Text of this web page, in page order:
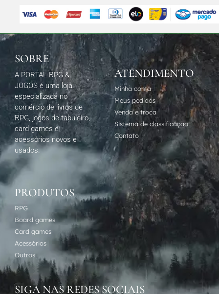
SOBRE
A PORTAL RPG &
JOGOS é uma loja
especializada no
comércio de livros de
RPG, jogos de tabuleiro,
card games e
acessórios novos e
usados.
ATENDIMENTO
Minha conta
Meus pedidos
Venda e troca
Sistema de classificação
Contato
PRODUTOS
RPG
Board games
Card games
Acessórios
Outros
SIGA NAS REDES SOCIAIS